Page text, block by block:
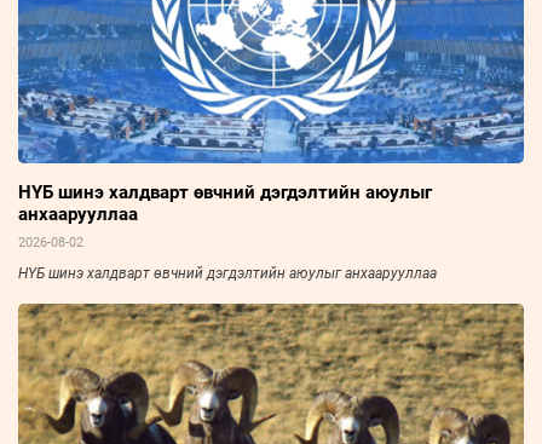
НҮБ шинэ халдварт өвчний дэгдэлтийн аюулыг
анхаарууллаа
2026-08-02
НҮБ шинэ халдварт өвчний дэгдэлтийн аюулыг анхаарууллаа